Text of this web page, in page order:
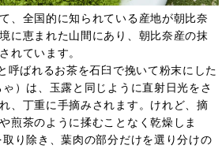
、全国的に知られている産地が朝比奈
に恵まれた山間にあり、朝比奈産の抹
れています。
呼ばれるお茶を石臼で挽いて粉末にした
）は、玉露と同じように直射日光をさ
、丁重に手摘みされます。けれど、摘
煎茶のように揉むことなく乾燥しま
り除き、葉肉の部分だけを選り分けの